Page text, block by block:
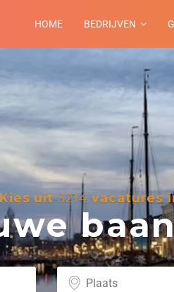
HOME BEDRIJVEN
Kies uit3214 vacatures